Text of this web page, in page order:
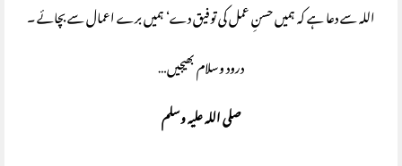
اللہ سے دعا ہے کہ ہمیں حسنِ عمل کی توفیق دے‘ ہمیں برے اعمال سے بچائے ۔
درود وسلام بھیجیں…
صلی اللہ علیہ وسلم